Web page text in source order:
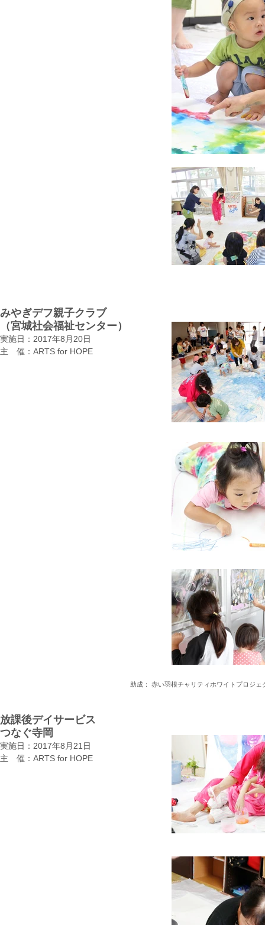
みやぎデフ親子クラブ
（宮城社会福祉センター）
実施日：2017年8月20日
​主 催：ARTS for HOPE
助成： 赤い羽根チャリティホワイトプロジェ
放課後デイサービス
つなぐ寺岡
実施日：2017年8月21日
​主 催：ARTS for HOPE